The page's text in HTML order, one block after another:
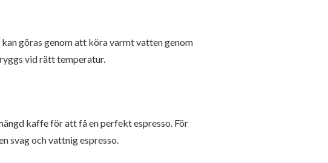
göras genom att köra varmt vatten genom
vid rätt temperatur.
kaffe för att få en perfekt espresso. För
svag och vattnig espresso.